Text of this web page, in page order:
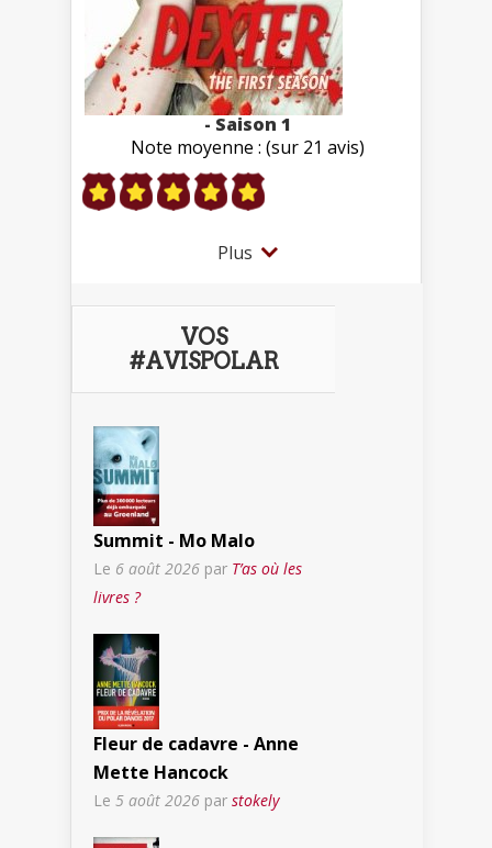
- Saison 1
Note moyenne : (sur 21 avis)
Plus
VOS
#AVISPOLAR
Summit - Mo Malo
Le 6 août 2026 par T’as où les
livres ?
Fleur de cadavre - Anne
Mette Hancock
Le 5 août 2026 par stokely